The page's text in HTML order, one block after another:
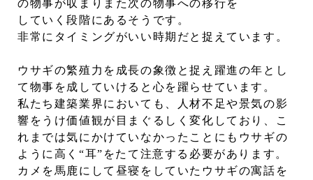
の物事が収まりまた次の物事への移行を
していく段階にあるそうです。
非常にタイミングがいい時期だと捉えています。
ウサギの繁殖力を成長の象徴と捉え躍進の年とし
て物事を成していけると心を躍らせています。
私たち建築業界においても、人材不足や景気の影
響をうけ価値観が目まぐるしく変化しており、こ
れまでは気にかけていなかったことにもウサギの
ように高く“耳”をたて注意する必要があります。
カメを馬鹿にして昼寝をしていたウサギの寓話を